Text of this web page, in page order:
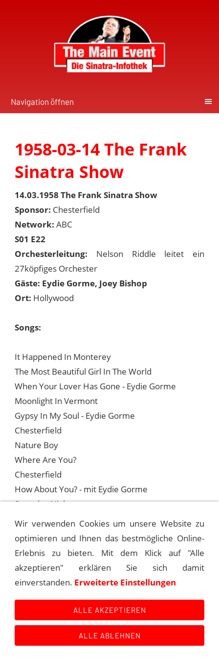
Navigation öffnen
1958-03-14 The Frank
Sinatra Show
14.03.1958 The Frank Sinatra Show
Sponsor: Chesterfield
Network: ABC
S01 E22
Orchesterleitung: Nelson Riddle leitet ein
27köpfiges Orchester
Gäste: Eydie Gorme, Joey Bishop
Ort: Hollywood
Songs:
It Happened In Monterey
The Most Beautiful Girl In The World
When Your Lover Has Gone - Eydie Gorme
Moonlight In Vermont
Gypsy In My Soul - Eydie Gorme
Chesterfield
Nature Boy
Where Are You?
Chesterfield
How About You? - mit Eydie Gorme
Saturday Night
Put Your Dreams Away
1958-03-07 THE FRANK SINATRA SHOW
1958-03-21 THE FRANK SINATRA SHOW
Main Event History
Wir verwenden Cookies um unsere Website zu
optimieren und Ihnen das bestmögliche Online-
Erlebnis zu bieten. Mit dem Klick auf "Alle
akzeptieren" erklären Sie sich damit
einverstanden. Erweiterte Einstellungen
ALLE AKZEPTIEREN
ALLE ABLEHNEN